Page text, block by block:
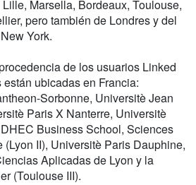
Marsella, Bordeaux, Toulouse,
pero también de Londres y del
York.
de los usuarios Linked
ubicadas en Francia:
Sorbonne, Universitè Jean
Paris X Nanterre, Universitè
Business School, Sciences
II), Universitè Paris Dauphine,
Aplicadas de Lyon y la
(Toulouse III).